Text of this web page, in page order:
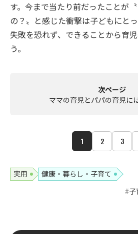
す。今まで当たり前だったことが
の？〟と感じた衝撃は子どもにとっ
失敗を恐れず、できることから育
う。
次ページ
ママの育児とパパの育児に
1 2 3
実用
健康・暮らし・子育て
子